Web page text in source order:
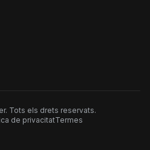
Tots els drets reservats.
de privacitatTermes